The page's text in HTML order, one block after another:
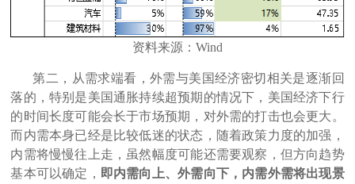
资料来源：Wind
第二，从需求端看，外需与美国经济密切相关是逐渐回
落的，特别是美国通胀持续超预期的情况下，美国经济下行
的时间长度可能会长于市场预期，对外需的打击也会更大。
而内需本身已经是比较低迷的状态，随着政策力度的加强，
内需将慢慢往上走，虽然幅度可能还需要观察，但方向趋势
基本可以确定， 即内需向上、外需向下，内需外需将出现景